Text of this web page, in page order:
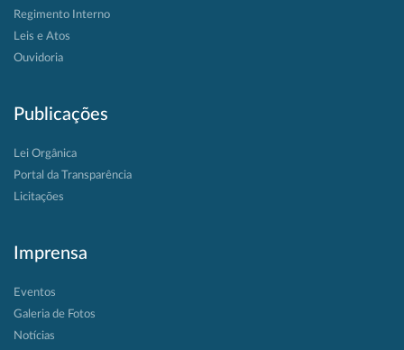
Regimento Interno
Leis e Atos
Ouvidoria
Publicações
Lei Orgânica
Portal da Transparência
Licitações
Imprensa
Eventos
Galeria de Fotos
Notícias